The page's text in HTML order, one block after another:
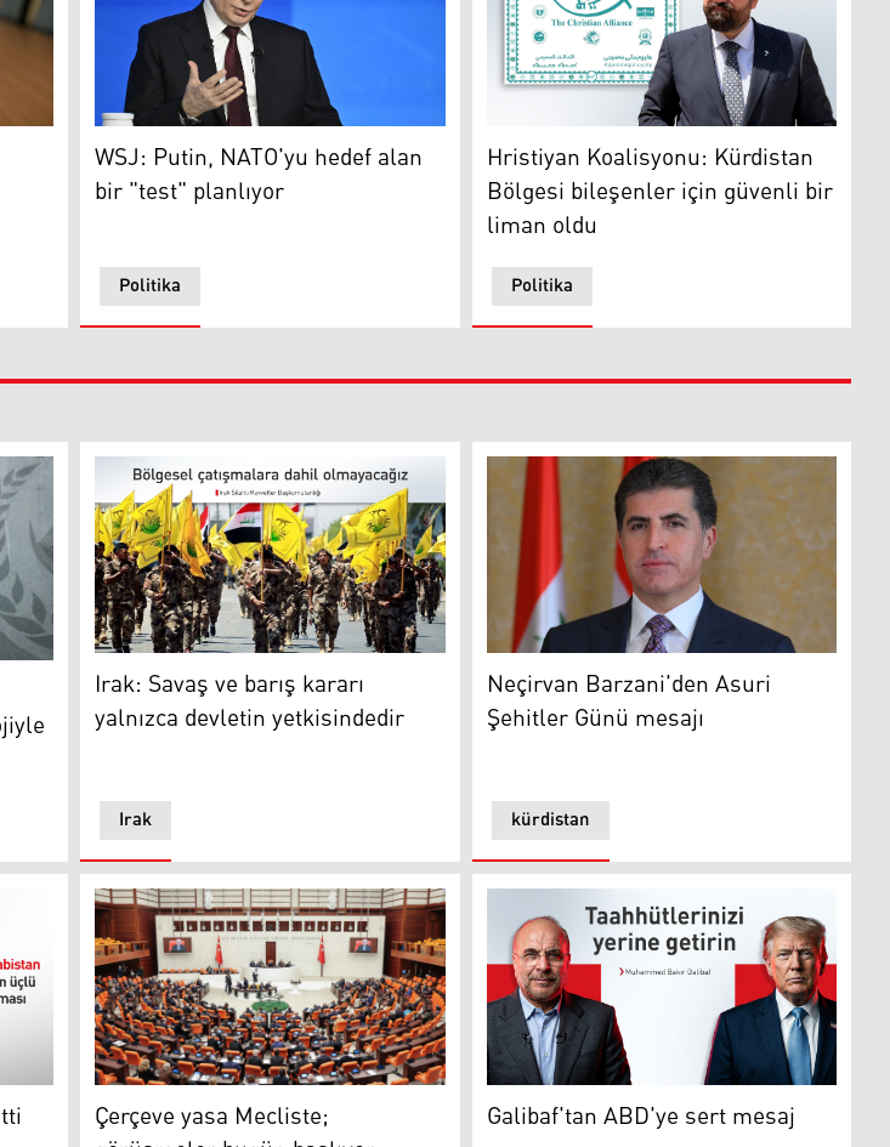
bayraklarıWSJ: Putin, NATO'yu hedef alan bir "test" planlıyor
Politika
WSJ: Putin, NATO'yu hedef alan
bir "test" planlıyor
Hristiyan Koalisyonu: Kürdistan Bölgesi
Politika
Hristiyan Koalisyonu: Kürdistan
Bölgesi bileşenler için güvenli bir
liman oldu
Irak
Irak: Savaş ve barış kararı
yalnızca devletin yetkisindedir
kürdistan
Neçirvan Barzani'den Asuri
Şehitler Günü mesajı
Türkiye Büyük Millet Meclisi
Çerçeve yasa Mecliste; Muhammed Bakır Galibaf
Galibaf'tan ABD'ye sert mesaj